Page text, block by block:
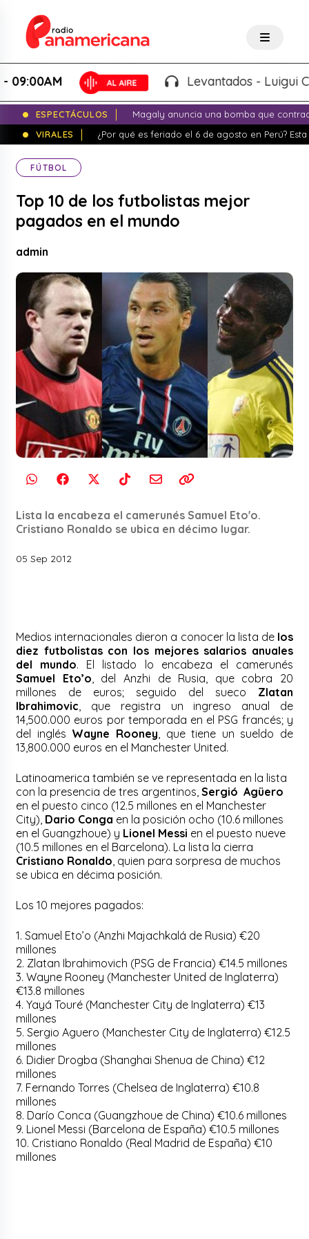
Levantados - Luigui
ESPECTÁCULOS
Magaly anuncia una bomba que
VIRALES
¿Por qué es feriado el 6 de agosto en Perú?
FÚTBOL
Top 10 de los futbolistas mejor
pagados en el mundo
admin
Lista la encabeza el camerunés Samuel Eto'o.
Cristiano Ronaldo se ubica en décimo lugar.
05 Sep 2012
Medios internacionales dieron a conocer la lista de los
diez futbolistas con los mejores salarios anuales
del mundo. El listado lo encabeza el camerunés
Samuel Eto’o, del Anzhi de Rusia, que cobra 20
millones de euros; seguido del sueco Zlatan
Ibrahimovic, que registra un ingreso anual de
14,500.000 euros por temporada en el PSG francés; y
del inglés Wayne Rooney, que tiene un sueldo de
13,800.000 euros en el Manchester United.
Latinoamerica también se ve representada en la lista
con la presencia de tres argentinos,Sergió Agüero
en el puesto cinco (12.5 millones en el Manchester
City), Dario Conga en la posición ocho (10.6 millones
en el Guangzhoue) y Lionel Messi en el puesto nueve
(10.5 millones en el Barcelona). La lista la cierra
Cristiano Ronaldo, quien para sorpresa de muchos
se ubica en décima posición.
Los 10 mejores pagados:
1. Samuel Eto’o (Anzhi Majachkalá de Rusia) €20
millones
2. Zlatan Ibrahimovich (PSG de Francia) €14.5 millones
3. Wayne Rooney (Manchester United de Inglaterra)
€13.8 millones
4. Yayá Touré (Manchester City de Inglaterra) €13
millones
5. Sergio Aguero (Manchester City de Inglaterra) €12.5
millones
6. Didier Drogba (Shanghai Shenua de China) €12
millones
7. Fernando Torres (Chelsea de Inglaterra) €10.8
millones
8. Darío Conca (Guangzhoue de China) €10.6 millones
9. Lionel Messi (Barcelona de España) €10.5 millones
10. Cristiano Ronaldo (Real Madrid de España) €10
millones